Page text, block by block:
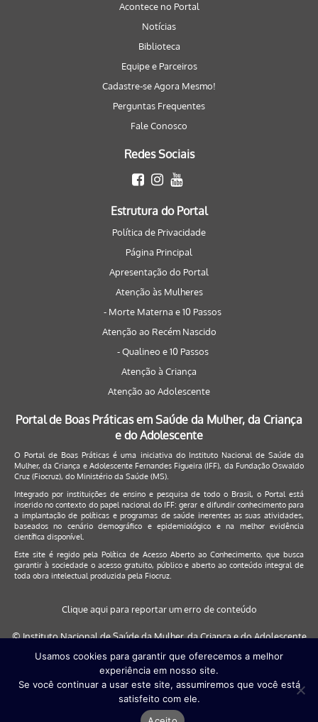
Acontece no Portal
Notícias
Biblioteca
Equipe e Parceiros
Cadastre-se Agora Mesmo!
Perguntas Frequentes
Fale Conosco
Redes Sociais
Estrutura do Portal
Política de Privacidade
Página Principal
Apresentação do Portal
Atenção às Mulheres
- Morte Materna e 10 Passos
Atenção ao Recém Nascido
- Qualineo e 10 Passos
Atenção à Criança
Atenção ao Adolescente
Portal de Boas Práticas em Saúde da Mulher, da Criança
e do Adolescente
O Portal de Boas Práticas é uma iniciativa do Instituto Nacional de Saúde da
Mulher, da Criança e Adolescente Fernandes Figueira (IFF), da Fundação Oswaldo
Cruz (Fiocruz), do Ministério da Saúde (MS).
Integrado por instituições de ensino e pesquisa de todo o Brasil, o Portal está
inserido no contexto do papel nacional do IFF: gerar e difundir conhecimento para
a implantação de políticas e programas de saúde inerentes as suas atividades,
baseados no cenário demográfico e epidemiológico e na melhor evidência
científica disponível.
Este site é regido pela Política de Acesso Aberto ao Conhecimento, que busca
garantir à sociedade o acesso gratuito, público e aberto ao conteúdo integral de
toda obra intelectual produzida pela Fiocruz.
Clique aqui para reportar um erro de conteúdo
© Instituto Nacional de Saúde da Mulher, da Criança e do Adolescente
Este site será melhor visualizado nos navegadores: Google Chrome (a
partir da versão 30) | Internet Explorer (a partir da versão 9) | FireFox (
a partir da versão 29)
Usamos cookies para garantir que oferecemos a melhor
experiência em nosso site.
Se você continuar a usar este site, assumiremos que você está
satisfeito com ele.